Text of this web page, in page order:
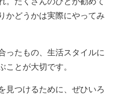
かどうかは実際にやってみ
ったもの、生活スタイルに
とが大切です。
見つけるために、ぜひいろ